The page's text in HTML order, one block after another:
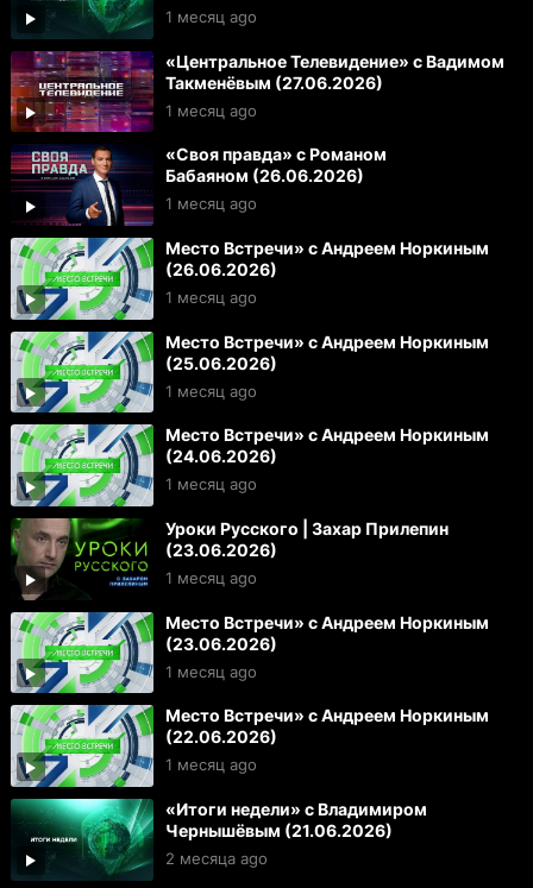
1 месяц ago
«Центральное Телевидение» с Вадимом
Такменёвым (27.06.2026)
1 месяц ago
«Своя правда» с Романом
Бабаяном (26.06.2026)
1 месяц ago
Место Встречи» с Андреем Норкиным
(26.06.2026)
1 месяц ago
Место Встречи» с Андреем Норкиным
(25.06.2026)
1 месяц ago
Место Встречи» с Андреем Норкиным
(24.06.2026)
1 месяц ago
Уроки Русского | Захар Прилепин
(23.06.2026)
1 месяц ago
Место Встречи» с Андреем Норкиным
(23.06.2026)
1 месяц ago
Место Встречи» с Андреем Норкиным
(22.06.2026)
1 месяц ago
«Итоги недели» с Владимиром
Чернышёвым (21.06.2026)
2 месяца ago